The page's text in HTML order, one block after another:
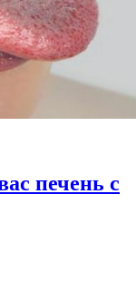
печень с